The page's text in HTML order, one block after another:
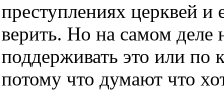
преступлениях церквей и
верить. Но на самом деле
поддерживать это или по
потому что думают что